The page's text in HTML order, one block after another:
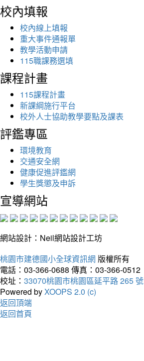
校內填報
校內線上填報
重大事件通報單
教學活動申請
115職課務選填
課程計畫
115課程計畫
新課綱施行平台
校外人士協助教學要點及課表
評鑑專區
環境教育
交通安全網
健康促進評鑑網
學生獎懲及申訴
宣導網站
網站設計：Neil網站設計工坊
桃園市建德國小全球資訊網 版權所有
電話：03-366-0688 傳真：03-366-0512
校址： 33070桃園市桃園區延平路 265 號
Powered byXOOPS 2.0 (c)
返回頂端
返回首頁